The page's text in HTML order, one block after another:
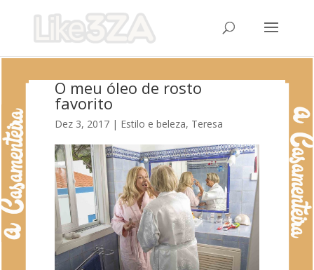
O meu óleo de rosto
favorito
Dez 3, 2017| Estilo e beleza, Teresa